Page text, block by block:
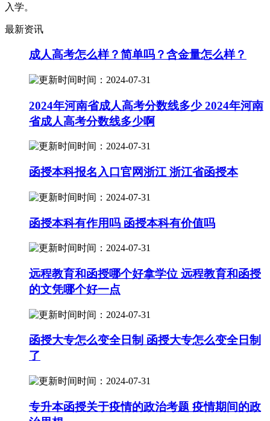
入学。
最新资讯
成人高考怎么样？简单吗？含金量怎么样？
时间：2024-07-31
2024年河南省成人高考分数线多少 2024年河南
省成人高考分数线多少啊
时间：2024-07-31
函授本科报名入口官网浙江 浙江省函授本
时间：2024-07-31
函授本科有作用吗 函授本科有价值吗
时间：2024-07-31
远程教育和函授哪个好拿学位 远程教育和函授
的文凭哪个好一点
时间：2024-07-31
函授大专怎么变全日制 函授大专怎么变全日制
了
时间：2024-07-31
专升本函授关于疫情的政治考题 疫情期间的政